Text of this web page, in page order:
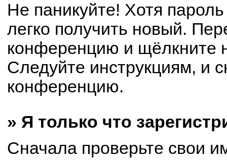
Не паникуйте! Хотя
легко получить новый.
конференцию и щёлкните
Следуйте инструкциям, и
конференцию.
» Я только что
Сначала проверьте свои